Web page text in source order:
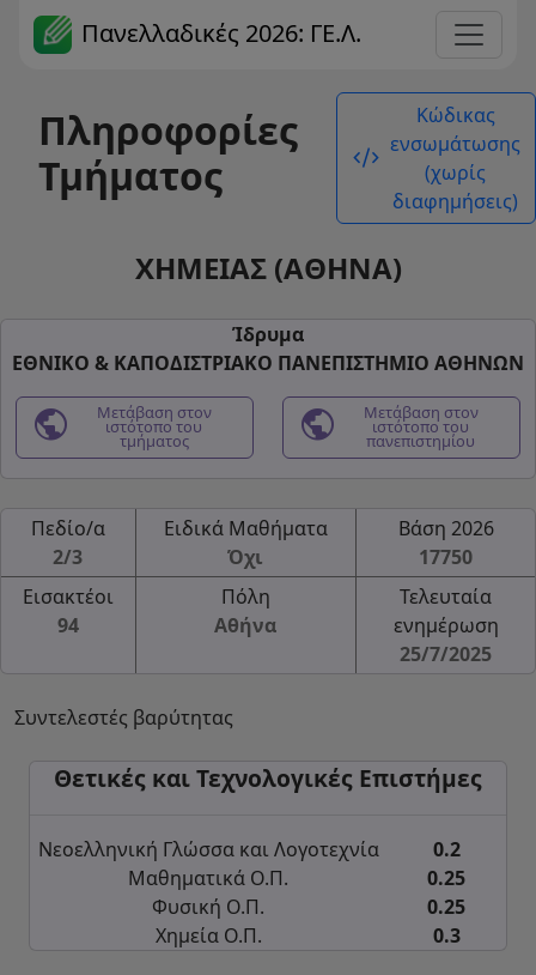
Πανελλαδικές 2026: ΓΕ.Λ.
Πληροφορίες
Τμήματος
code_xml
Κώδικας
ενσωμάτωσης
(χωρίς
διαφημήσεις)
ΧΗΜΕΙΑΣ (ΑΘΗΝΑ)
Ίδρυμα
ΕΘΝΙΚΟ & ΚΑΠΟΔΙΣΤΡΙΑΚΟ ΠΑΝΕΠΙΣΤΗΜΙΟ ΑΘΗΝΩΝ
public Μετάβαση στον
ιστότοπο του
τμήματος public Μετάβαση στον
ιστότοπο του
πανεπιστημίου
Πεδίο/α
2/3
Ειδικά Μαθήματα
Όχι
Βάση 2026
17750
Εισακτέοι
94
Πόλη
Αθήνα
Τελευταία
ενημέρωση
25/7/2025
Συντελεστές βαρύτητας
Θετικές και Τεχνολογικές Επιστήμες
Νεοελληνική Γλώσσα και Λογοτεχνία
0.2
Μαθηματικά Ο.Π.
0.25
Φυσική Ο.Π.
0.25
Χημεία Ο.Π.
0.3